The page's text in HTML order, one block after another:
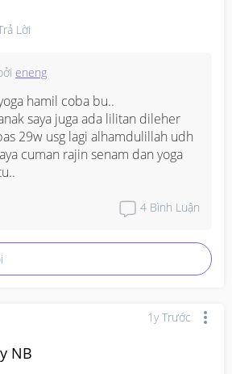
tiap detik pikiran aku gk jauh dari
dan mau membagikan
hamil berhasil d kehamilan
d leher, biar saya lebih tenang dan
baik baik aja🥺🙏
baru 23 week 4 day, jdi msih
jga kemaren plasenta saya
menutup jalan lahir) jdi
Lời
eneng
hamil coba bu..
saya juga ada lilitan dileher
29w usg lagi alhamdulillah udh
cuman rajin senam dan yoga
4 Bình Luận
1y Trước
NB